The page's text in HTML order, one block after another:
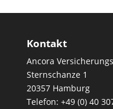
Kontakt
Ancora
Sternschanze 1
20357 Hamburg
Telefon: +49 (0) 40